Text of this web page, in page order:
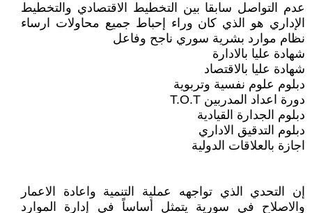
عدم التواصل سابقا بين التخطيط الاقتصادي والتخطيط
الإداري هو الذي كان وراء إحباط جميع محاولات ارساء
نظام موارد بشرية سوري ناجح وفاعل
شهادة عليا بالادارة
شهادة عليا بالاقتصاد
دبلوم علوم نفسية وتربوية
دورة اعداد المدربين T.O.T
دبلوم الجدارة القيادية
دبلوم التدقيق الاداري
اجازة بالعلاقات الدولية
إن التحدي الذي تواجهه عملية التنمية واعادة الاعمار
والاصلاح في سورية يتمثل أساساً في إدارة الموارد